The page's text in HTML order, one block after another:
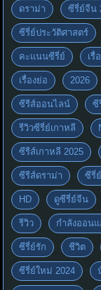
ดราม่า ซีรี่ย์จีน
ซีรี่ย์ประวัติศาสตร์
คะแนนซีรี่ย์ เรื่
เรื่องย่อ 2026
ซีรีส์ออนไลน์ ซี
รีวิวซีรี่ย์เกาหลี
ซีรีส์เกาหลี 2025
ซีรีส์ดราม่า ซีรี่
HD ดูซีรี่ย์จีน
รีวิว กำลังออน
ซีรี่ย์รัก ชีวิต
ซีรี่ย์ใหม่ 2024